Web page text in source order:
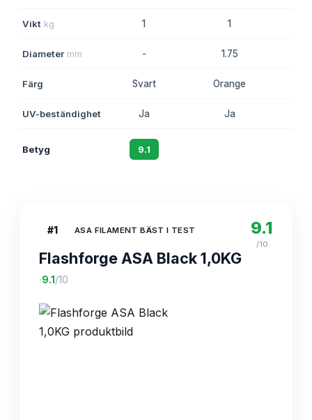
Vikt kg 1 1
Diameter mm - 1.75
Färg Svart Orange
UV-beständighet Ja Ja
Betyg 9.1
#1 ASA FILAMENT BÄST I TEST
Flashforge ASA Black 1,0KG
·9.1 /10
9.1
/10